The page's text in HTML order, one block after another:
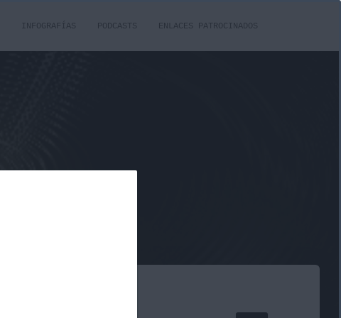
INFOGRAFÍAS PODCASTS ENLACES PATROCINADOS